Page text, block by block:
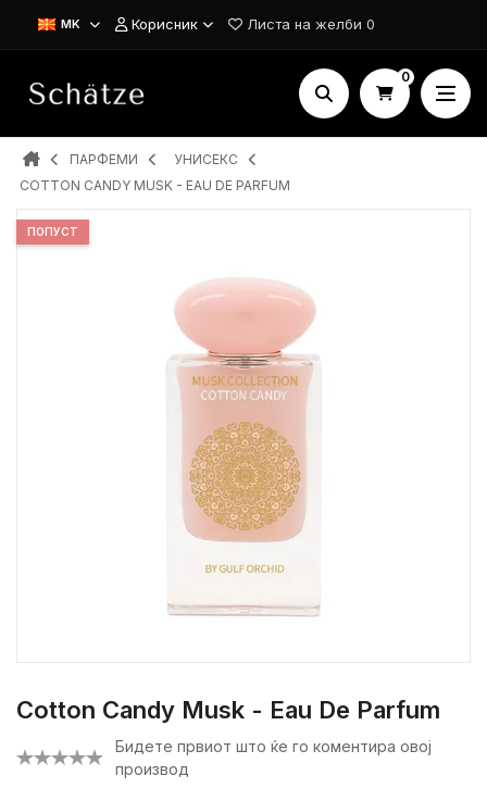
MK Корисник Листа на желби 0
0
ПАРФЕМИ
УНИСЕКС
COTTON CANDY MUSK - EAU DE PARFUM
ПОПУСТ
Cotton Candy Musk - Eau De Parfum
Бидете првиот што ќе го коментира овој
производ